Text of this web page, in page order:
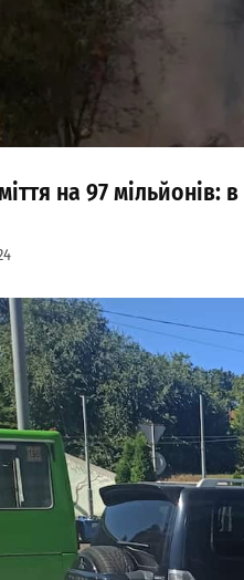
на 97 мільйонів: